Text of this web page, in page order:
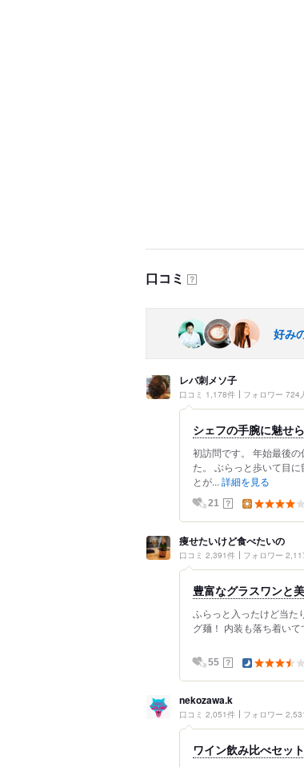
口コミ ？
好み
レバ刺メソ子
口コミ 1,178件 フォロワー 724
シェフの手腕に魅せ
初訪問です。 年始最後
た。 ぶらっと歩いて目
とが... 詳細を見る
21 ？
痩せたいけど食べたいの
口コミ 2,391件 フォロワー
ふらっと入ったけど当た
グ麺！ 内装も落ち着い
55 ？
nekozawa.k
口コミ 2,051件 フォロワー
ワイン飲み比べセッ